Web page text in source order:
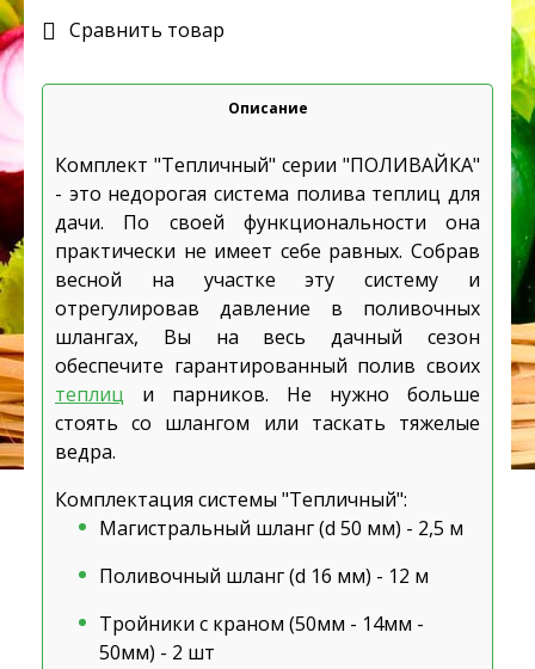
Cравнить товар
Описание
Комплект "Тепличный" серии "ПОЛИВАЙКА"
- это недорогая система полива теплиц для
дачи. По своей функциональности она
практически не имеет себе равных. Собрав
весной на участке эту систему и
отрегулировав давление в поливочных
шлангах, Вы на весь дачный сезон
обеспечите гарантированный полив своих
теплиц и парников. Не нужно больше
стоять со шлангом или таскать тяжелые
ведра.
Комплектация системы "Тепличный":
Магистральный шланг (d 50 мм) - 2,5 м
Поливочный шланг (d 16 мм) - 12 м
Тройники с краном (50мм - 14мм -
50мм) - 2 шт